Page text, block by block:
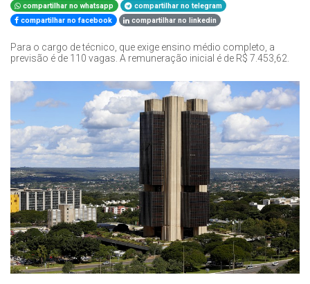
compartilhar no whatsapp
compartilhar no telegram
compartilhar no facebook
compartilhar no linkedin
Para o cargo de técnico, que exige ensino médio completo, a
previsão é de 110 vagas. A remuneração inicial é de R$ 7.453,62.